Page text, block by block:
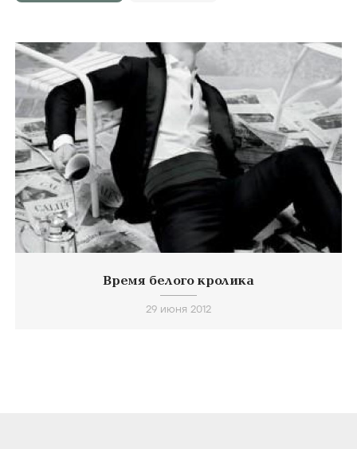
Время белого кролика
29 июня 2012